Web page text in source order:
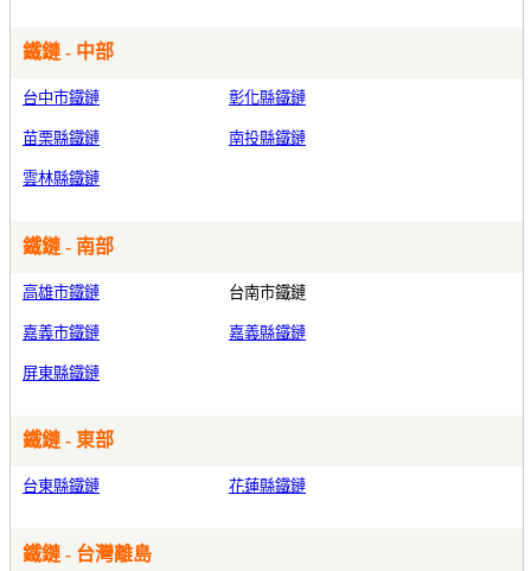
鐵鏈 - 中部
台中市鐵鏈 彰化縣鐵鏈
苗栗縣鐵鏈 南投縣鐵鏈
雲林縣鐵鏈
鐵鏈 - 南部
高雄市鐵鏈 台南市鐵鏈
嘉義市鐵鏈 嘉義縣鐵鏈
屏東縣鐵鏈
鐵鏈 - 東部
台東縣鐵鏈 花蓮縣鐵鏈
鐵鏈 - 台灣離島